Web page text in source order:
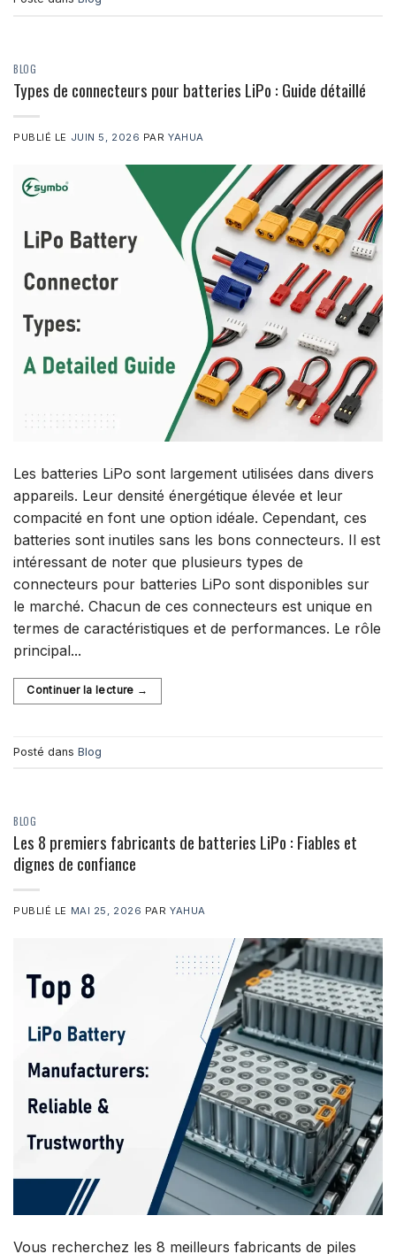
BLOG
Types de connecteurs pour batteries LiPo : Guide détaillé
PUBLIÉ LE JUIN 5, 2026 PARYAHUA
Les batteries LiPo sont largement utilisées dans divers
appareils. Leur densité énergétique élevée et leur
compacité en font une option idéale. Cependant, ces
batteries sont inutiles sans les bons connecteurs. Il est
intéressant de noter que plusieurs types de
connecteurs pour batteries LiPo sont disponibles sur
le marché. Chacun de ces connecteurs est unique en
termes de caractéristiques et de performances. Le rôle
principal...
Continuer la lecture →
Posté dans Blog
BLOG
Les 8 premiers fabricants de batteries LiPo : Fiables et
dignes de confiance
PUBLIÉ LE MAI 25, 2026 PARYAHUA
Vous recherchez les 8 meilleurs fabricants de piles